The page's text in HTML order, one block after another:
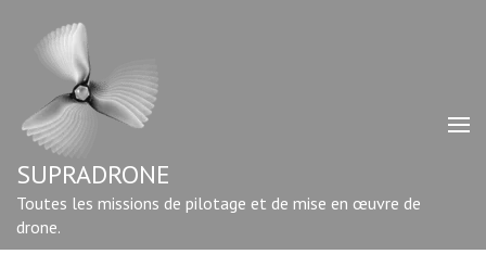
contenu
Entrée)
SUPRADRONE
Toutes les missions de pilotage et de mise en œuvre de
drone.